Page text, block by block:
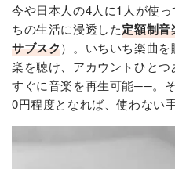
今や日本人の4人に1人が使
ちの生活に浸透した定額制音
サブスク）。いちいち楽曲
楽を聴け、アカウントひと
すぐに音楽を再生可能──。
0円程度となれば、使わない